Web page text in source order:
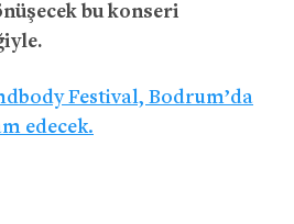
bu konseri
Festival, Bodrum’da
edecek.